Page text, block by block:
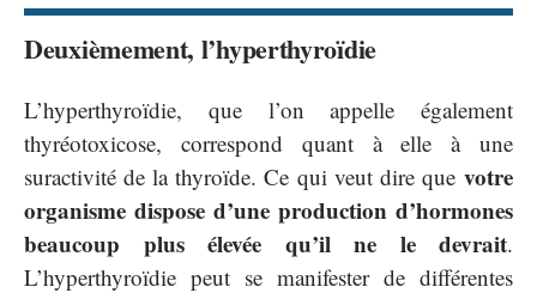
Deuxièmement, l’hyperthyroïdie
L’hyperthyroïdie, que l’on appelle également
thyréotoxicose, correspond quant à elle à une
suractivité de la thyroïde. Ce qui veut dire que votre
organisme dispose d’une production d’hormones
beaucoup plus élevée qu’il ne le devrait.
L’hyperthyroïdie peut se manifester de différentes